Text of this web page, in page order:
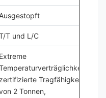
Ausgestopft
T und L/C
Extreme
zertifizierte Tragfähigkeit
2 Tonnen,